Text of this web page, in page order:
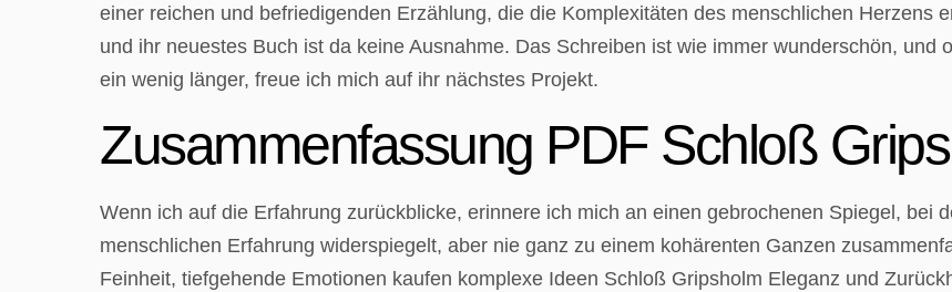
einer reichen und befriedigenden Erzählung, die die Komplexitäten des menschlichen Herzens
und ihr neuestes Buch ist da keine Ausnahme. Das Schreiben ist wie immer wunderschön, und
ein wenig länger, freue ich mich auf ihr nächstes Projekt.
Zusammenfassung PDF Schloß
Wenn ich auf die Erfahrung zurückblicke, erinnere ich mich an einen gebrochenen Spiegel, bei
menschlichen Erfahrung widerspiegelt, aber nie ganz zu einem kohärenten Ganzen
Feinheit, tiefgehende Emotionen kaufen komplexe Ideen Schloß Gripsholm Eleganz und